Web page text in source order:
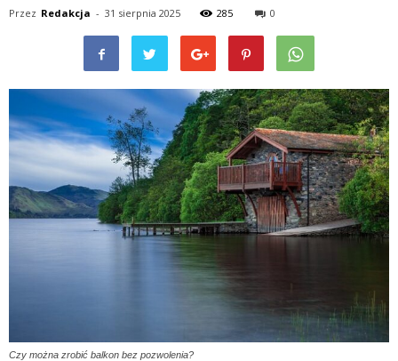
Przez Redakcja - 31 sierpnia 2025 285 0
Czy można zrobić balkon bez pozwolenia?